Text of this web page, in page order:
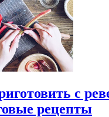
с
рецепты